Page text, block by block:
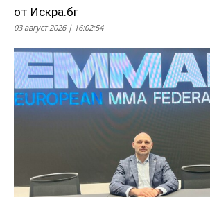
от Искра.бг
03 август 2026 | 16:02:54